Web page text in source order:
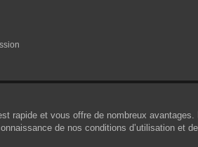
rapide et vous offre de nombreux
de nos conditions d’utilisation et